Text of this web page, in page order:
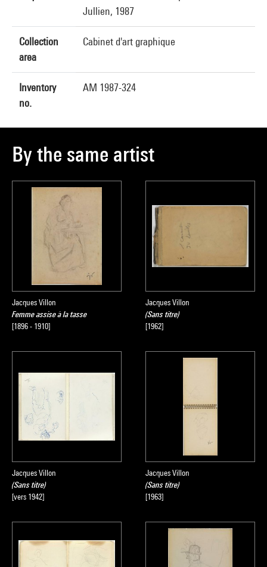
Jullien, 1987
Collection
area
Cabinet d'art graphique
Inventory
no.
AM 1987-324
By the same artist
Jacques Villon
Femme assise à la tasse
[1896 - 1910]
Jacques Villon
(Sans titre)
[1962]
Jacques Villon
(Sans titre)
[vers 1942]
Jacques Villon
(Sans titre)
[1963]